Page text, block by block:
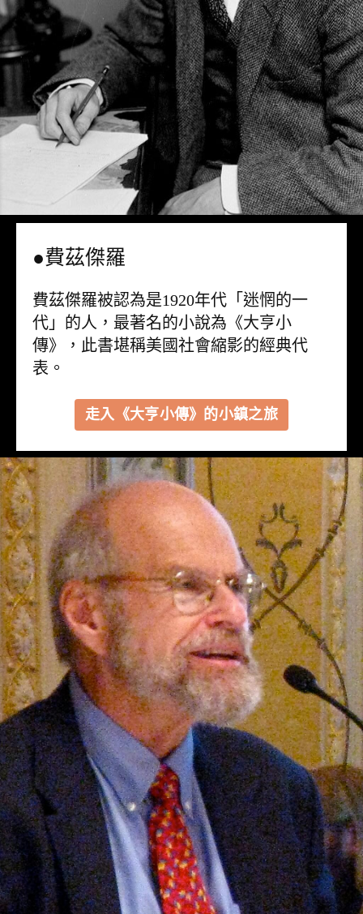
●費茲傑羅
費茲傑羅被認為是1920年代「迷惘的一
代」的人，最著名的小說為《大亨小
傳》，此書堪稱美國社會縮影的經典代
表。
走入《大亨小傳》的小鎮之旅